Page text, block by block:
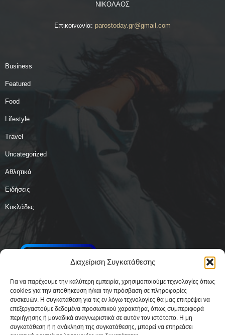
Διαχείριση Συγκατάθεσης
Για να παρέχουμε την καλύτερη εμπειρία, χρησιμοποιούμε τεχνολογίες όπως
cookies για την αποθήκευση ή/και την πρόσβαση σε πληροφορίες
συσκευών. Η συγκατάθεση για τις εν λόγω τεχνολογίες θα μας επιτρέψει να
επεξεργαστούμε δεδομένα προσωπικού χαρακτήρα, όπως συμπεριφορά
περιήγησης ή μοναδικά αναγνωριστικά σε αυτόν τον ιστότοπο. Η μη
συγκατάθεση ή η ανάκληση της συγκατάθεσης, μπορεί να επηρεάσει
ΝΙΚΟΛΑΟΣ
Επικοινωνία: parostoday.gr@gmail.com
Business
Featured
Food
Lifestyle
Travel
Uncategorized
Αθλητικά
Ειδήσεις
Κυκλάδες